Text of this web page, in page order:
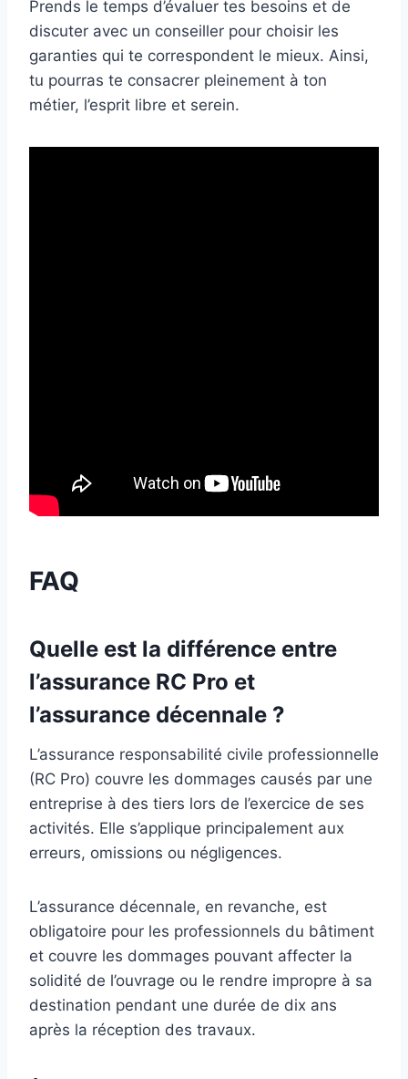
Prends le temps d’évaluer tes besoins et de
discuter avec un conseiller pour choisir les
garanties qui te correspondent le mieux. Ainsi,
tu pourras te consacrer pleinement à ton
métier, l’esprit libre et serein.
FAQ
Quelle est la différence entre
l’assurance RC Pro et
l’assurance décennale ?
L’assurance responsabilité civile professionnelle
(RC Pro) couvre les dommages causés par une
entreprise à des tiers lors de l’exercice de ses
activités. Elle s’applique principalement aux
erreurs, omissions ou négligences.
L’assurance décennale, en revanche, est
obligatoire pour les professionnels du bâtiment
et couvre les dommages pouvant affecter la
solidité de l’ouvrage ou le rendre impropre à sa
destination pendant une durée de dix ans
après la réception des travaux.